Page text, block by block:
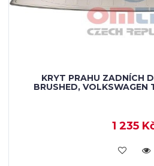
KRYT PRAHU ZADNÍCH
BRUSHED, VOLKSWAGEN
1 235
KOUPIT